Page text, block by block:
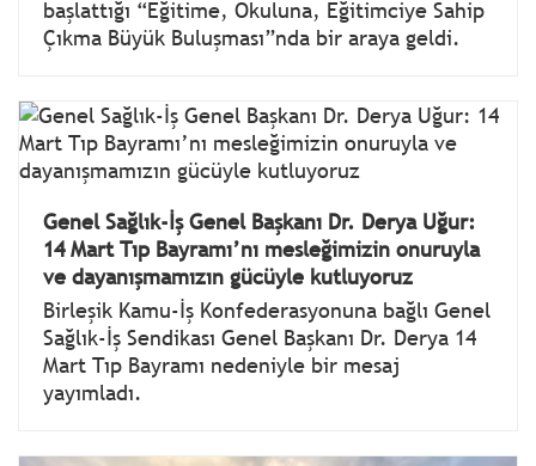
başlattığı “Eğitime, Okuluna, Eğitimciye Sahip
Çıkma Büyük Buluşması”nda bir araya geldi.
Genel Sağlık-İş Genel Başkanı Dr. Derya Uğur:
14 Mart Tıp Bayramı’nı mesleğimizin onuruyla
ve dayanışmamızın gücüyle kutluyoruz
Birleşik Kamu-İş Konfederasyonuna bağlı Genel
Sağlık-İş Sendikası Genel Başkanı Dr. Derya 14
Mart Tıp Bayramı nedeniyle bir mesaj
yayımladı.